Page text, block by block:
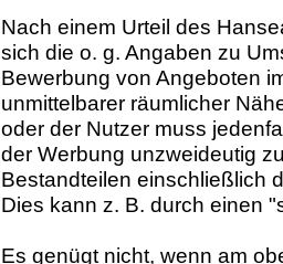
Nach einem Urteil des
sich die o. g. Angaben zu
Bewerbung von Angeboten
unmittelbarer räumlicher
oder der Nutzer muss
der Werbung unzweideutig
Bestandteilen einschließlich
Dies kann z. B. durch einen
Es genügt nicht, wenn am